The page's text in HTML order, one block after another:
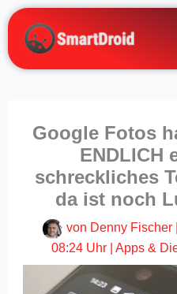
Zum
Inhalt
springen
Google Fotos
ENDLICH
schreckliches
da ist noch
von Denny Fischer
08:24 Uhr| Apps &